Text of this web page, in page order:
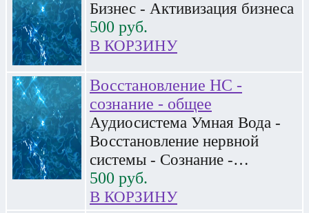
Бизнес - Активизация бизнеса
500 руб.
В КОРЗИНУ
Восстановление НС -
сознание - общее
Аудиосистема Умная Вода -
Восстановление нервной
системы - Сознание -…
500 руб.
В КОРЗИНУ